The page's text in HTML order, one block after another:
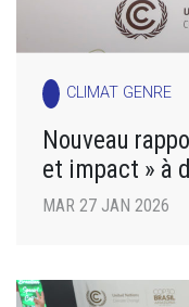
CLIMAT GENRE
Nouveau
et impact » à
MAR 27 JAN 2026